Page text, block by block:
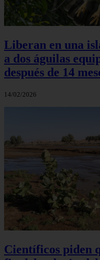
Liberan en una
a dos águilas
después de 14
14/02/2026
Científicos piden